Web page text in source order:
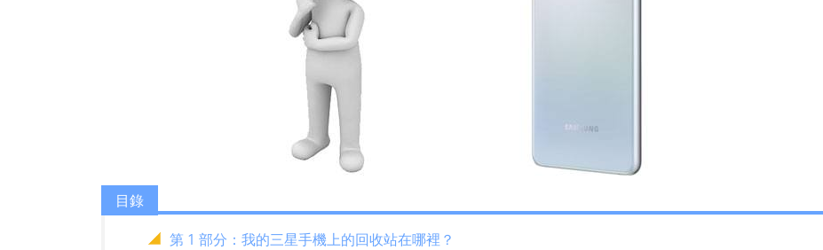
目錄
第 1 部分：我的三星手機上的回收站在哪裡？